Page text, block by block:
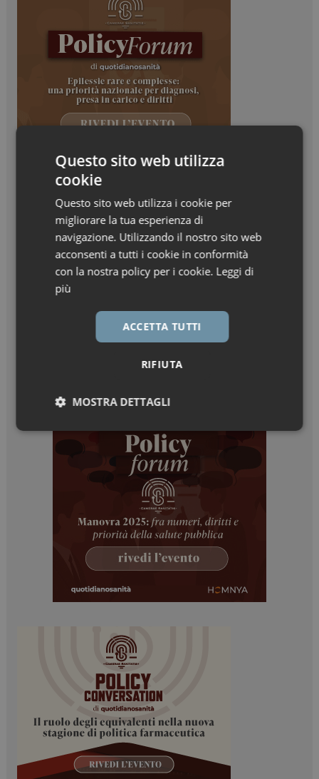
Questo sito web utilizza
cookie
Questo sito web utilizza i cookie per
migliorare la tua esperienza di
navigazione. Utilizzando il nostro sito web
acconsenti a tutti i cookie in conformità
con la nostra policy per i cookie. Leggi di
più
ACCETTA TUTTI
RIFIUTA
MOSTRA DETTAGLI
Necessari Marketing
Necessari Marketing
I cookie necessari contribuiscono a rendere fruibile il
sito web abilitandone funzionalità di base quali la
protette del sito. Il sito web non è in grado di
funzionare correttamente senza questi cookie.